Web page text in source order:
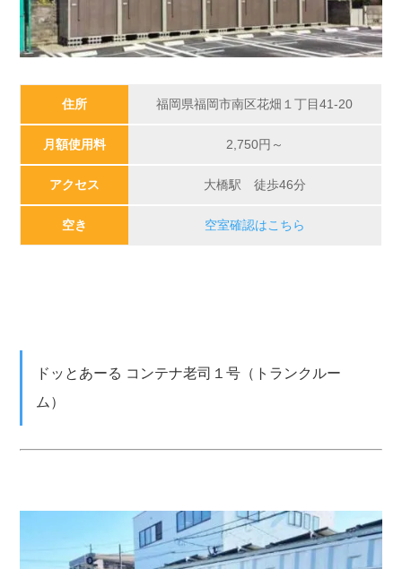
住所 福岡県福岡市南区花畑１丁目41-20
月額使用料 2,750円～
アクセス 大橋駅 徒歩46分
空き 空室確認はこちら
ドッとあーる コンテナ老司１号（トランクルー
ム）